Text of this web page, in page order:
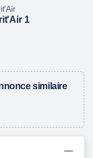
Crit'Air 1
similaire